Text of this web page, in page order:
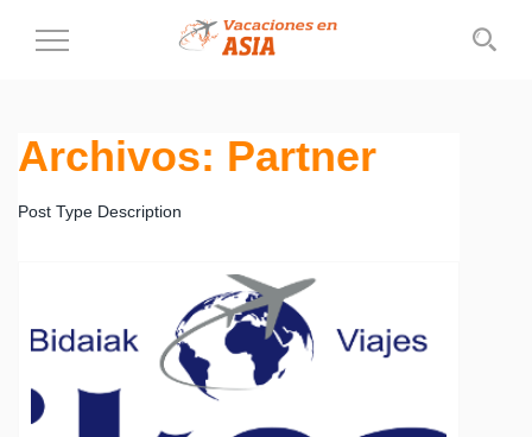
Cambiar
navegación
Archivos: Partner
Post Type Description